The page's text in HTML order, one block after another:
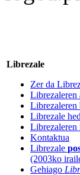
Librezale
Zer da
Librezaleren
Librezaleren
Librezale
Librezaleren
Kontaktua
Librezale
(2003ko
Gehiago